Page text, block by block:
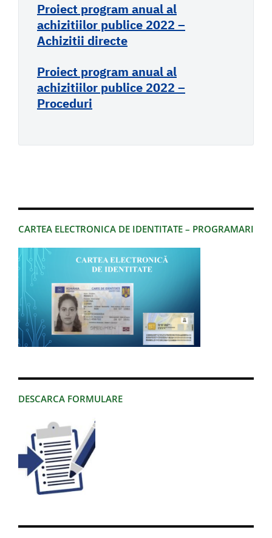
CARTEA ELECTRONICA DE IDENTITATE – PROGRAMARI
DESCARCA FORMULARE
Proiect program anual al
achizitiilor publice 2022 –
Achizitii directe
Proiect program anual al
achizitiilor publice 2022 –
Proceduri